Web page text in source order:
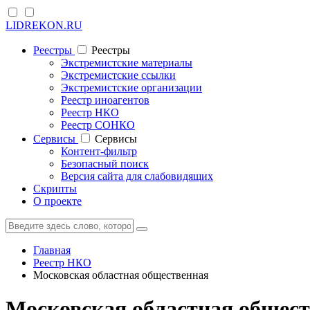
LIDREKON.RU
Реестры
Реестры
Экстремистские материалы
Экстремистские ссылки
Экстремистские организации
Реестр иноагентов
Реестр НКО
Реестр СОНКО
Cервисы
Cервисы
Контент-фильтр
Безопасный поиск
Версия сайта для слабовидящих
Скрипты
О проекте
Главная
Реестр НКО
Московская областная общественная